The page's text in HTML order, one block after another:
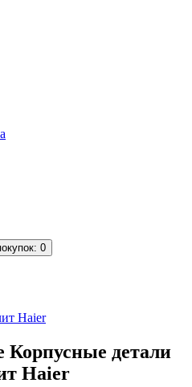
: 0
Haier
детали
Haier